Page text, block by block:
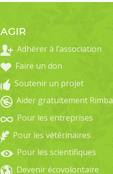
AGIR
Adhérer à l’association
Faire un don
Soutenir un projet
Aider gratuitement Rimba
Pour les entreprises
Pour les vétérinaires
Pour les scientifiques
Devenir écovolontaire